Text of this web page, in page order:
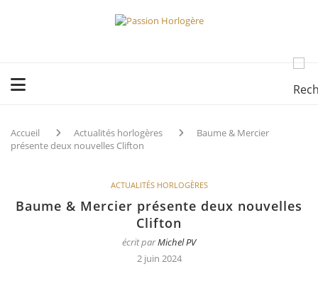
Accueil Actualités horlogères
Baume & Mercier
présente deux nouvelles Clifton
ACTUALITÉS HORLOGÈRES
Baume & Mercier présente deux nouvelles
Clifton
écrit parMichel PV
2 juin 2024